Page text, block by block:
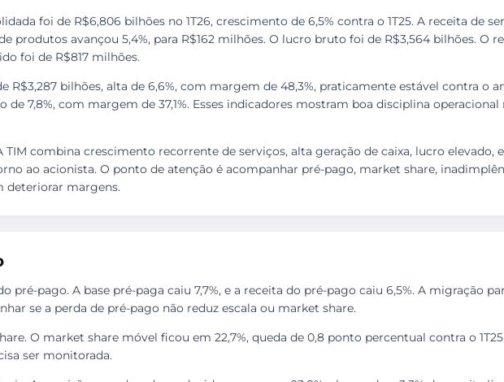
foi de R$6,806 bilhões no 1T26, crescimento de 6,5% contra o 1T25. A receita de
produtos avançou 5,4%, para R$162 milhões. O lucro bruto foi de R$3,564 bilhões.
foi de R$817 milhões.
R$3,287 bilhões, alta de 6,6%, com margem de 48,3%, praticamente estável contra o
de 7,8%, com margem de 37,1%. Esses indicadores mostram boa disciplina
combina crescimento recorrente de serviços, alta geração de caixa, lucro elevado,
ao acionista. O ponto de atenção é acompanhar pré-pago, market share,
deteriorar margens.
pré-pago. A base pré-paga caiu 7,7%, e a receita do pré-pago caiu 6,5%. A migração
se a perda de pré-pago não reduz escala ou market share.
O market share móvel ficou em 22,7%, queda de 0,8 ponto percentual contra o
ser monitorada.